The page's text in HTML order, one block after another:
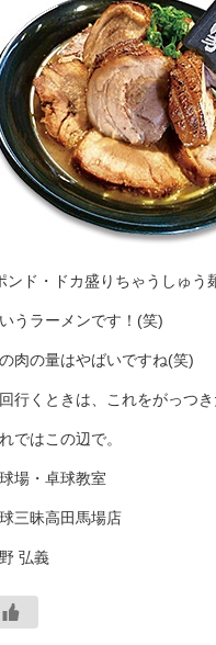
ンド・ドカ盛りちゃうしゅう
うラーメンです！(笑)
肉の量はやばいですね(笑)
行くときは、これをがっつき
ではこの辺で。
場・卓球教室
三昧高田馬場店
弘義